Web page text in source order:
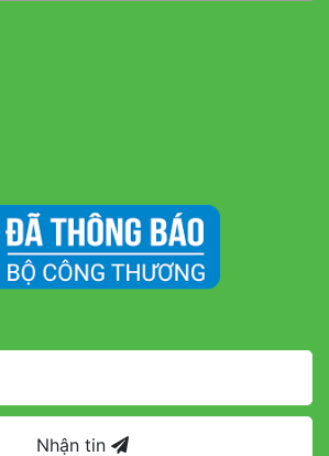
Nhận tin